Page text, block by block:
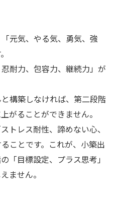
元気、やる気、勇気、強
耐力、包容力、継続力」が
構築しなければ、第二段階
がることができません。
トレス耐性、諦めない心、
ことです。これが、小築出
「目標設定、プラス思考」
ません。